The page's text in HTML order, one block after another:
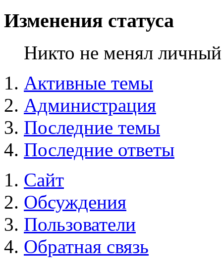
Изменения статуса
Никто не менял личный
Активные темы
Администрация
Последние темы
Последние ответы
Сайт
Обсуждения
Пользователи
Обратная связь